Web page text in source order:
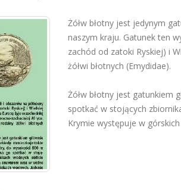
Żółw błotny jest jedynym
naszym kraju. Gatunek ten
zachód od zatoki Ryskiej) i
żółwi błotnych (Emydidae).
Żółw błotny jest gatunkiem
spotkać w stojących
Krymie występuje w